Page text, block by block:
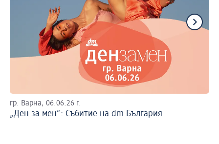
гр. Варна, 06.06.26 г.
„Ден за мен“: Събитие на dm България